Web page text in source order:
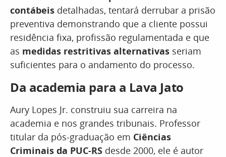
contábeis detalhadas, tentará derrubar a prisão
preventiva demonstrando que a cliente possui
residência fixa, profissão regulamentada e que
as medidas restritivas alternativas seriam
suficientes para o andamento do processo.
Da academia para a Lava Jato
Aury Lopes Jr. construiu sua carreira na
academia e nos grandes tribunais. Professor
titular da pós-graduação em Ciências
Criminais da PUC-RS desde 2000, ele é autor